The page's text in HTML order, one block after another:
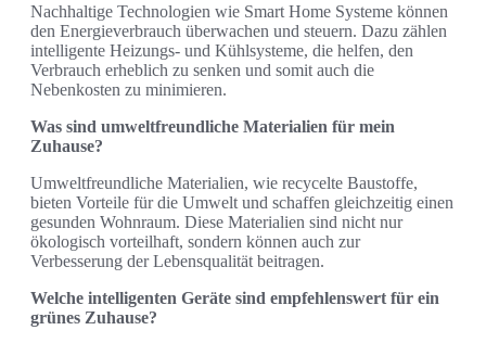
Nachhaltige Technologien wie Smart Home Systeme können
den Energieverbrauch überwachen und steuern. Dazu zählen
intelligente Heizungs- und Kühlsysteme, die helfen, den
Verbrauch erheblich zu senken und somit auch die
Nebenkosten zu minimieren.
Was sind umweltfreundliche Materialien für mein
Zuhause?
Umweltfreundliche Materialien, wie recycelte Baustoffe,
bieten Vorteile für die Umwelt und schaffen gleichzeitig einen
gesunden Wohnraum. Diese Materialien sind nicht nur
ökologisch vorteilhaft, sondern können auch zur
Verbesserung der Lebensqualität beitragen.
Welche intelligenten Geräte sind empfehlenswert für ein
grünes Zuhause?